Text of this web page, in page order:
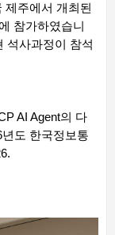
제주에서 개최된
참가하였습니
석사과정이 참석
AI Agent의 다
도 한국정보통